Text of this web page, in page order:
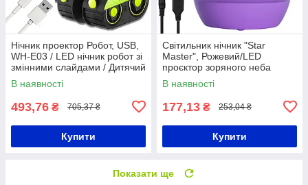
Нічник проектор Робот, USB,
WH-E03 / LED нічник робот зі
змінними слайдами / Дитячий
нічник
В наявності
493,76 ₴ 705,37 ₴
Купити
Світильник нічник "Star
Master", Рожевий/LED
проєктор зоряного неба
В наявності
177,13 ₴ 253,04 ₴
Купити
Показати ще